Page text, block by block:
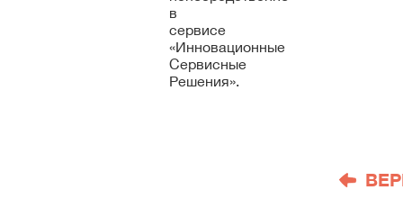
в
сервисе
«Инновационные
Сервисные
Решения».